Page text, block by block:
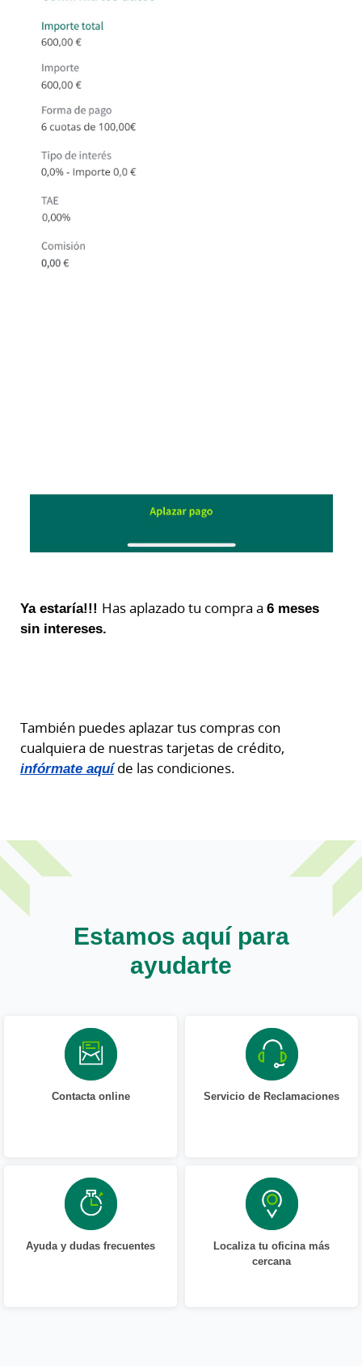
Ya estaría!!! Has aplazado tu compra a 6 meses
sin intereses.
También puedes aplazar tus compras con
cualquiera de nuestras tarjetas de crédito,
infórmate aquíde las condiciones.
Estamos aquí para
ayudarte
Contacta online Servicio de Reclamaciones
Ayuda y dudas frecuentes
Localiza tu oficina más
cercana